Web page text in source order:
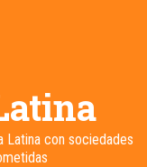
Latina con sociedades